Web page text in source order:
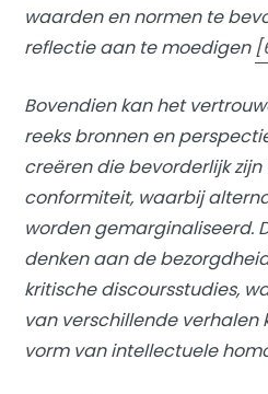
waarden en normen te
reflectie aan te moedigen
Bovendien kan het
reeks bronnen en
creëren die bevorderlijk
conformiteit, waarbij
worden gemarginaliseerd.
denken aan de
kritische discoursstudies,
van verschillende verhalen
vorm van intellectuele